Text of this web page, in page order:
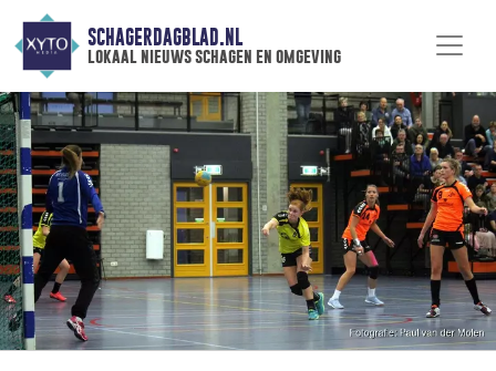
SCHAGERDAGBLAD.NL
lokaal nieuws schagen en omgeving